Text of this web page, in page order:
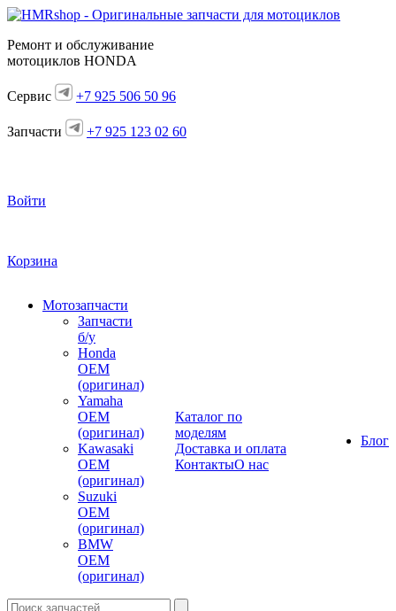
Ремонт и обслуживание
мотоциклов HONDA
Сервис +7 925 506 50 96
Запчасти +7 925 123 02 60
Войти
Корзина
Мотозапчасти
Запчасти
б/у
Honda
OEM
(оригинал)
Yamaha
OEM
(оригинал)
Kawasaki
OEM
(оригинал)
Suzuki
OEM
(оригинал)
BMW
OEM
(оригинал)
Каталог по
моделям
Доставка и оплата
КонтактыО нас
Блог